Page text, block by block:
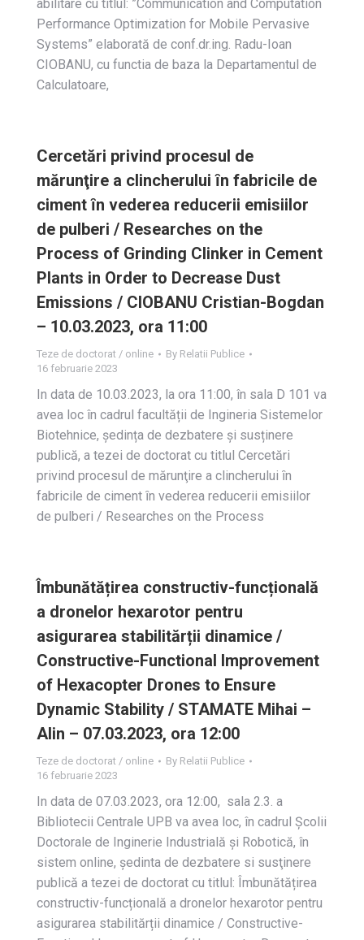
abilitare cu titlul: ”Communication and Computation
Performance Optimization for Mobile Pervasive
Systems” elaborată de conf.dr.ing. Radu-Ioan
CIOBANU, cu functia de baza la Departamentul de
Calculatoare,
Cercetări privind procesul de
mărunţire a clincherului ȋn fabricile de
ciment ȋn vederea reducerii emisiilor
de pulberi / Researches on the
Process of Grinding Clinker in Cement
Plants in Order to Decrease Dust
Emissions / CIOBANU Cristian-Bogdan
– 10.03.2023, ora 11:00
Teze de doctorat / online By Relatii Publice
16 februarie 2023
In data de 10.03.2023, la ora 11:00, în sala D 101 va
avea loc în cadrul facultății de Ingineria Sistemelor
Biotehnice, ședința de dezbatere și susținere
publică, a tezei de doctorat cu titlul Cercetări
privind procesul de mărunţire a clincherului ȋn
fabricile de ciment ȋn vederea reducerii emisiilor
de pulberi / Researches on the Process
Îmbunătățirea constructiv-funcțională
a dronelor hexarotor pentru
asigurarea stabilitărții dinamice /
Constructive-Functional Improvement
of Hexacopter Drones to Ensure
Dynamic Stability / STAMATE Mihai –
Alin – 07.03.2023, ora 12:00
Teze de doctorat / online By Relatii Publice
16 februarie 2023
In data de 07.03.2023, ora 12:00, sala 2.3. a
Bibliotecii Centrale UPB va avea loc, în cadrul Școlii
Doctorale de Inginerie Industrială și Robotică, în
sistem online, ședinta de dezbatere si susţinere
publică a tezei de doctorat cu titlul: Îmbunătățirea
constructiv-funcțională a dronelor hexarotor pentru
asigurarea stabilitărții dinamice / Constructive-